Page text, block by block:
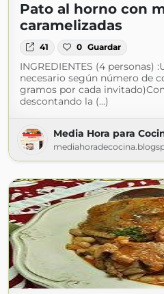
Pato al horno con
caramelizadas
41 0 Guardar
INGREDIENTES (4 personas)
necesario según número de
gramos por cada
descontando la (...)
Media Hora para